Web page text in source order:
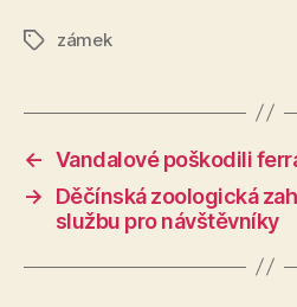
Štítkyzámek
← Vandalové poškodili
→
Děčínská zoologická
službu pro návštěvníky